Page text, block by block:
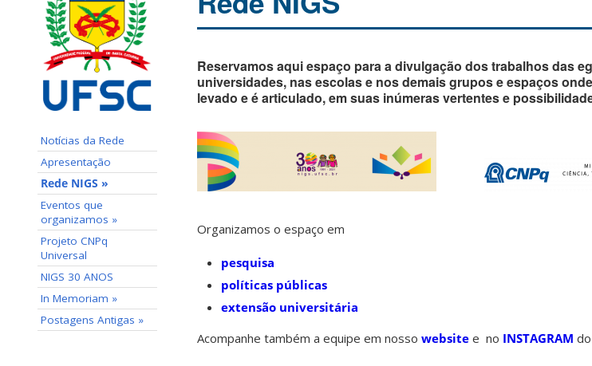
Notícias da Rede
Apresentação
Rede NIGS »
Eventos que
organizamos »
Projeto CNPq
Universal
NIGS 30 ANOS
In Memoriam »
Postagens Antigas »
Reservamos aqui espaço para a divulgação dos trabalhos das
universidades, nas escolas e nos demais grupos e espaços
levado e é articulado, em suas inúmeras vertentes e
Organizamos o espaço em
pesquisa
políticas públicas
extensão universitária
Acompanhe também a equipe em nosso website e no INSTAGRAM